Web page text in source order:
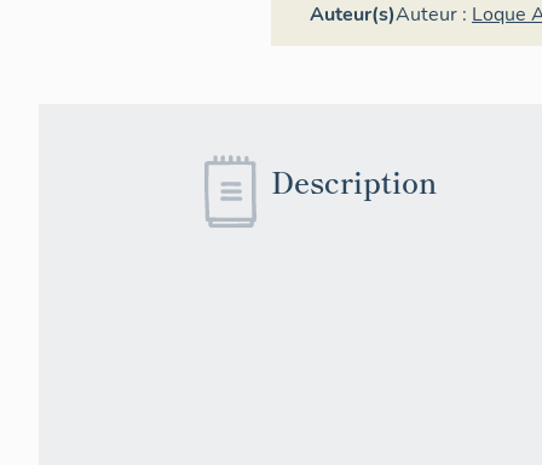
Auteur(s)Auteur : Loque
Description